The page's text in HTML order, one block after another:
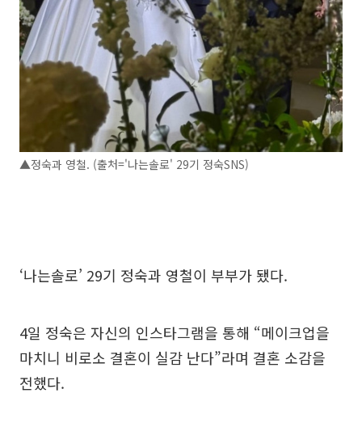
▲정숙과 영철. (출처='나는솔로' 29기 정숙SNS)
‘나는솔로’ 29기 정숙과 영철이 부부가 됐다.
4일 정숙은 자신의 인스타그램을 통해 “메이크업을
마치니 비로소 결혼이 실감 난다”라며 결혼 소감을
전했다.